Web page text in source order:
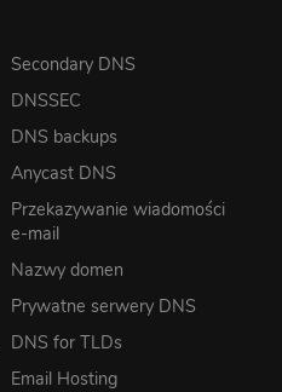
Secondary DNS
DNSSEC
DNS backups
Anycast DNS
Przekazywanie wiadomości
e-mail
Nazwy domen
Prywatne serwery DNS
DNS for TLDs
Email Hosting